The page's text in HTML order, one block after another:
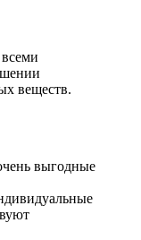
веществ.
выгодные